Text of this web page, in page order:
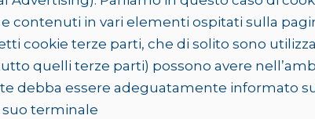
contenuti in vari elementi ospitati sulla
cookie terze parti, che di solito sono
quelli terze parti) possono avere
debba essere adeguatamente informato
suo terminale